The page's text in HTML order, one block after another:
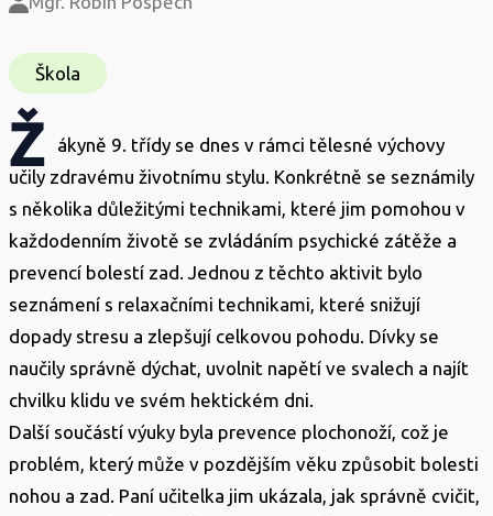
Škola
Ž
ákyně 9. třídy se dnes v rámci tělesné výchovy
učily zdravému životnímu stylu. Konkrétně se seznámily
s několika důležitými technikami, které jim pomohou v
každodenním životě se zvládáním psychické zátěže a
prevencí bolestí zad. Jednou z těchto aktivit bylo
seznámení s relaxačními technikami, které snižují
dopady stresu a zlepšují celkovou pohodu. Dívky se
naučily správně dýchat, uvolnit napětí ve svalech a najít
chvilku klidu ve svém hektickém dni.
Další součástí výuky byla prevence plochonoží, což je
problém, který může v pozdějším věku způsobit bolesti
nohou a zad. Paní učitelka jim ukázala, jak správně cvičit,